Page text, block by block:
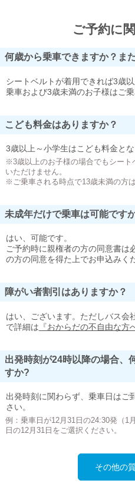
ご予約に
何歳から乗車できますか？ま
シートベルトが着用できれば3歳
乗車および3歳未満のお子様はご乗
こども料金はありますか？
3歳以上～小学生はこども料金とな
※3歳以上のお子様の場合でもシー
いただけません。
※ご乗車される時点で13歳未満の方
未成年だけで乗車は可能です
はい、可能です。
ご予約時に親権者の方の同意書は
の方の同意を得た上でお申込みく
障がい者割引はありますか？
はい、ございます。ただしバス会
で詳細は 『おからだの不自由な方
出発時刻が24時以降の場合、
すか?
出発時刻に関わらず、乗車日はご
さい。
例：乗車日が12月31日の24:30発（1
日の12月31日をご選択ください。
その他の